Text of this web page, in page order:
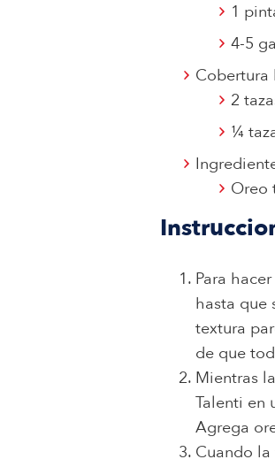
1
4-5
Cobertura
2
1⁄4
Oreo
Para
hasta que
textura
de que
Mientras
Talenti en
Agrega
Cuando